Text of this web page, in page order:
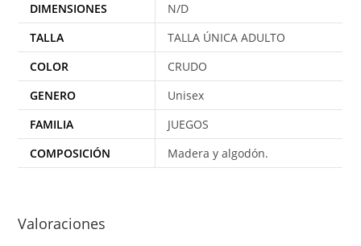
DIMENSIONES
N/D
TALLA
TALLA ÚNICA ADULTO
COLOR
CRUDO
GENERO
Unisex
FAMILIA
JUEGOS
COMPOSICIÓN
Madera y algodón.
Valoraciones